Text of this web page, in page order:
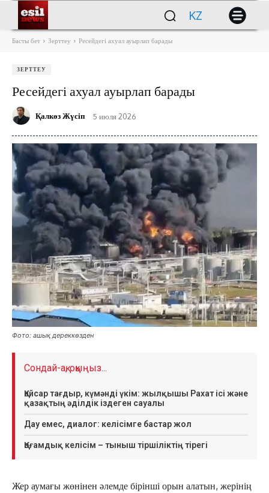
KZ
Басты бет Зерттеу Ресейдегі ахуал ауырлап барады
ЗЕРТТЕУ
Ресейдегі ахуал ауырлап барады
Қалкөз Жүсіп 5 июля 2026
Фото: ашық дереккөзден
Сондай-ақ, оқыңыз...
Қайсар тағдыр, күмәнді үкім: жылқышы Рахат ісі және
қазақтың әділдік іздеген сауалы
Дау емес, диалог: келісімге бастар жол
Қоғамдық келісім – тыныш тіршіліктің тірегі
Жер аумағы жөнінен әлемде бірінші орын алатын, жерінің